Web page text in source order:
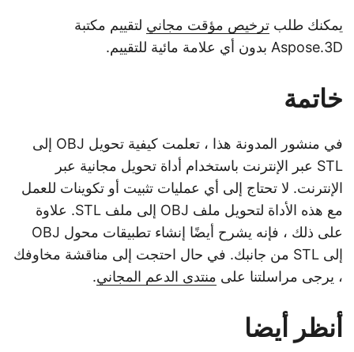
يمكنك طلبترخيص مؤقت مجانيلتقييم مكتبة
Aspose.3D بدون أي علامة مائية للتقييم.
خاتمة
في منشور المدونة هذا ، تعلمت كيفية تحويل OBJ إلى
STL عبر الإنترنت باستخدام أداة تحويل مجانية عبر
الإنترنت. لا تحتاج إلى أي عمليات تثبيت أو تكوينات للعمل
مع هذه الأداة لتحويل ملف OBJ إلى ملف STL. علاوة
على ذلك ، فإنه يشرح أيضًا إنشاء تطبيقات محول OBJ
إلى STL من جانبك. في حال احتجت إلى مناقشة مخاوفك
، يرجى مراسلتنا على منتدى الدعم المجاني.
أنظر أيضا